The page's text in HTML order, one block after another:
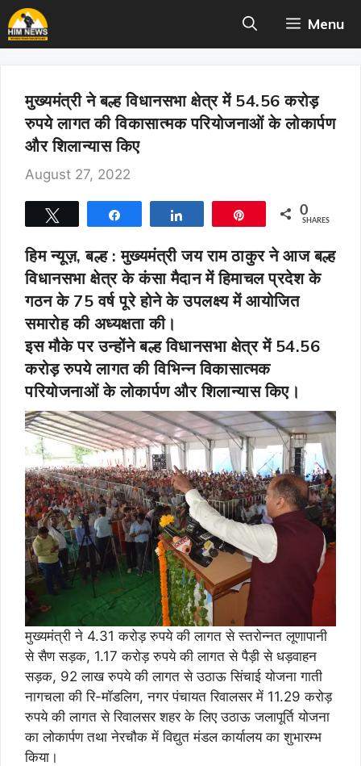
Skip
to
content
Menu
मुख्यमंत्री ने बल्ह विधानसभा क्षेत्र में 54.56 करोड़
रुपये लागत की विकासात्मक परियोजनाओं के लोकार्पण
और शिलान्यास किए
August 27, 2022
0
SHARES
हिम न्यूज़, बल्ह : मुख्यमंत्री जय राम ठाकुर ने आज बल्ह
विधानसभा क्षेत्र के कंसा मैदान में हिमाचल प्रदेश के
गठन के 75 वर्ष पूरे होने के उपलक्ष्य में आयोजित
समारोह की अध्यक्षता की।
इस मौके पर उन्होंने बल्ह विधानसभा क्षेत्र में 54.56
करोड़ रुपये लागत की विभिन्न विकासात्मक
परियोजनाओं के लोकार्पण और शिलान्यास किए।
मुख्यमंत्री ने 4.31 करोड़ रुपये की लागत से स्तरोन्नत लूणापानी
से सैण सड़क, 1.17 करोड़ रुपये की लागत से पैड़ी से धड़वाहन
सड़क, 92 लाख रुपये की लागत से उठाऊ सिंचाई योजना गाती
नागचला की रि-मॉडलिग, नगर पंचायत रिवालसर में 11.29 करोड़
रुपये की लागत से रिवालसर शहर के लिए उठाऊ जलापूर्ति योजना
का लोकार्पण तथा नेरचौक में विद्युत मंडल कार्यालय का शुभारम्भ
किया।